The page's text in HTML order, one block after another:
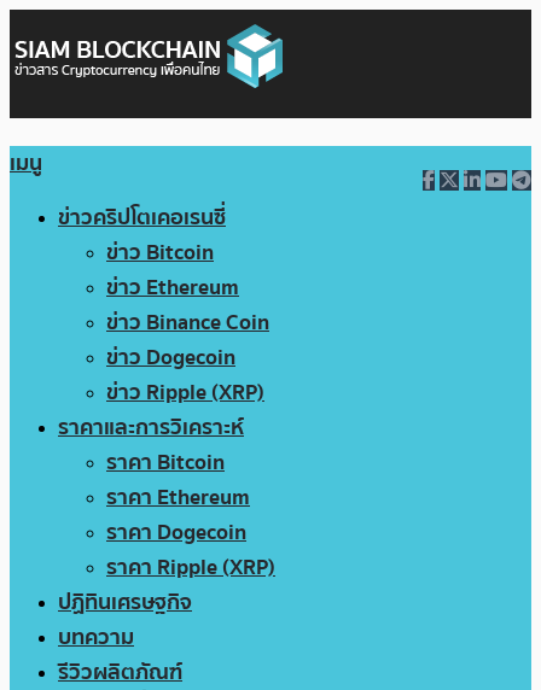
เมนู
ข่าวคริปโตเคอเรนซี่
ข่าว Bitcoin
ข่าว Ethereum
ข่าว Binance Coin
ข่าว Dogecoin
ข่าว Ripple (XRP)
ราคาและการวิเคราะห์
ราคา Bitcoin
ราคา Ethereum
ราคา Dogecoin
ราคา Ripple (XRP)
ปฏิทินเศรษฐกิจ
บทความ
รีวิวผลิตภัณฑ์